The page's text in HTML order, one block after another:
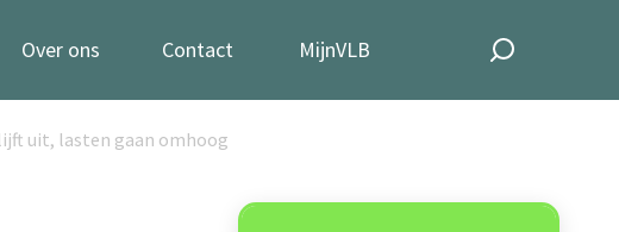
Over ons Contact MijnVLB
uit, lasten gaan omhoog